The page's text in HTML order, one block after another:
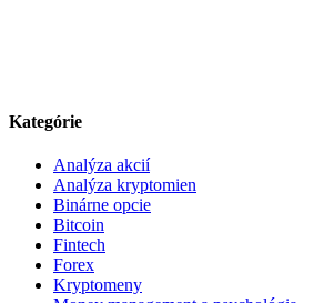
Kategórie
Analýza akcií
Analýza kryptomien
Binárne opcie
Bitcoin
Fintech
Forex
Kryptomeny